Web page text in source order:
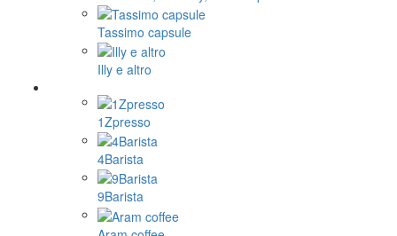
Tassimo capsule
Illy e altro
1Zpresso
4Barista
9Barista